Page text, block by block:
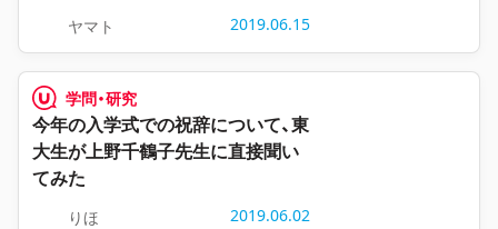
ヤマト 2019.06.15
学問・研究
今年の入学式での祝辞について、東
大生が上野千鶴子先生に直接聞い
てみた
りほ 2019.06.02